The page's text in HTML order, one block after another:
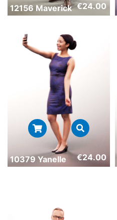
12156 Maverick €24.00
10379 Yanelle €24.00